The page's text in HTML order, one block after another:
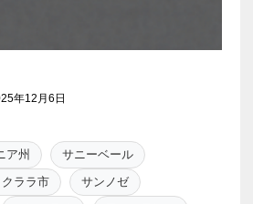
年12月6日
ア州
サニーベール
ララ市
サンノゼ